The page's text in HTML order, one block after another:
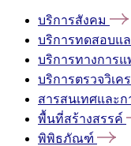
บริการสังคม
บริการทดสอบแ
บริการทางการแ
บริการตรวจวิเ
สารสนเทศและก
พื้นที่สร้างสรรค์
พิพิธภัณฑ์